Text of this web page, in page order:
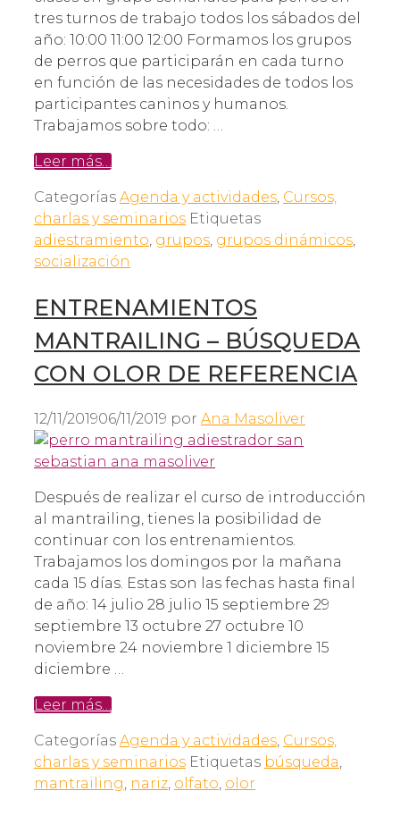
tres turnos de trabajo todos los sábados del
año: 10:00 11:00 12:00 Formamos los grupos
de perros que participarán en cada turno
en función de las necesidades de todos los
participantes caninos y humanos.
Trabajamos sobre todo: …
Leer más…
Categorías Agenda y actividades, Cursos,
charlas y seminarios Etiquetas
adiestramiento, grupos, grupos dinámicos,
socialización
ENTRENAMIENTOS
MANTRAILING – BÚSQUEDA
CON OLOR DE REFERENCIA
12/11/201906/11/2019 por Ana Masoliver
Después de realizar el curso de introducción
al mantrailing, tienes la posibilidad de
continuar con los entrenamientos.
Trabajamos los domingos por la mañana
cada 15 días. Estas son las fechas hasta final
de año: 14 julio 28 julio 15 septiembre 29
septiembre 13 octubre 27 octubre 10
noviembre 24 noviembre 1 diciembre 15
diciembre …
Leer más…
Categorías Agenda y actividades, Cursos,
charlas y seminarios Etiquetas búsqueda,
mantrailing, nariz, olfato, olor